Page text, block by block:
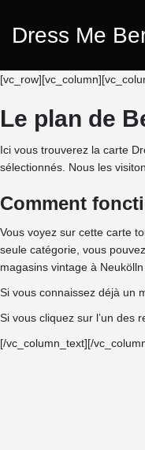
Dress Me
Le plan de
Ici vous trouverez la carte
sélectionnés. Nous les
Comment
Vous voyez sur cette carte
seule catégorie, vous
magasins vintage à
Si vous connaissez déjà un
Si vous cliquez sur l’un des
[/vc_column_text][/